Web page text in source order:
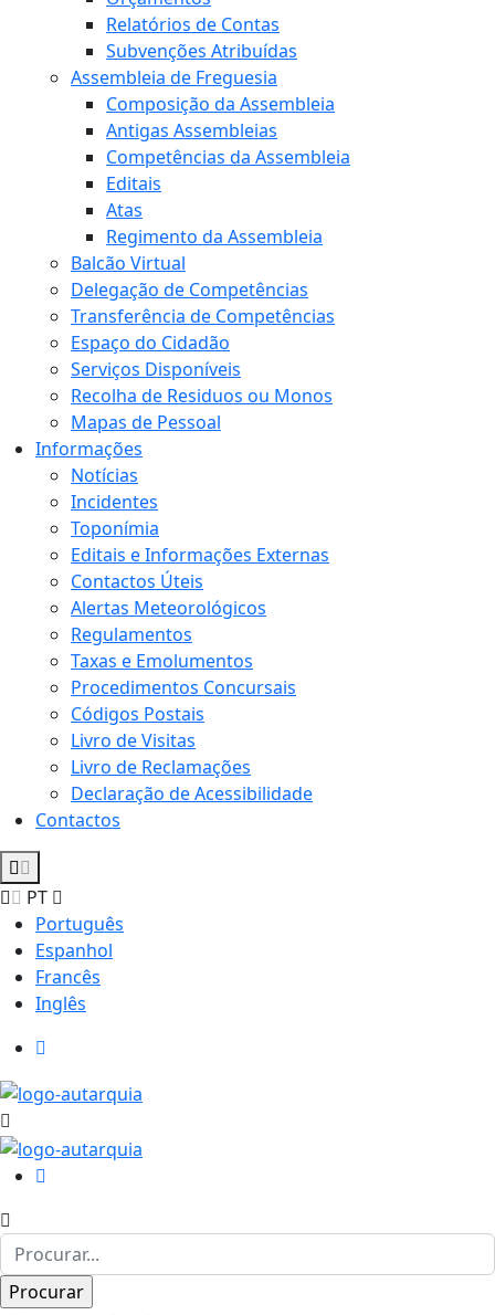
Relatórios de Contas
Subvenções Atribuídas
Assembleia de Freguesia
Composição da Assembleia
Antigas Assembleias
Competências da Assembleia
Editais
Atas
Regimento da Assembleia
Balcão Virtual
Delegação de Competências
Transferência de Competências
Espaço do Cidadão
Serviços Disponíveis
Recolha de Residuos ou Monos
Mapas de Pessoal
Informações
Notícias
Incidentes
Toponímia
Editais e Informações Externas
Contactos Úteis
Alertas Meteorológicos
Regulamentos
Taxas e Emolumentos
Procedimentos Concursais
Códigos Postais
Livro de Visitas
Livro de Reclamações
Declaração de Acessibilidade
Contactos
PT
Português
Espanhol
Francês
Inglês